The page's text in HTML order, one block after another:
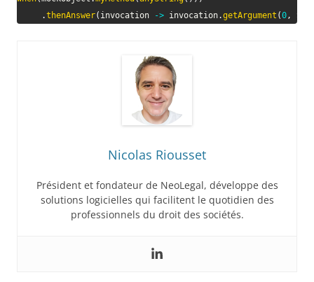
.thenAnswer( invocation -> invocation.getArgument (0,
Nicolas Riousset
Président et fondateur de NeoLegal, développe des
solutions logicielles qui facilitent le quotidien des
professionnels du droit des sociétés.